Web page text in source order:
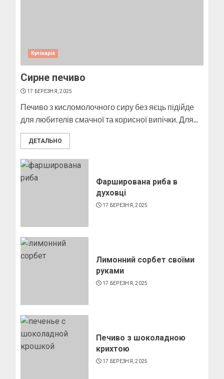
Кулінарія
Сирне печиво
17 БЕРЕЗНЯ, 2025
Печиво з кисломолочного сиру без яєць підійде
для любителів смачної та корисної випічки. Для...
ДЕТАЛЬНО
Фарширована риба в
духовці
17 БЕРЕЗНЯ, 2025
Лимонний сорбет своїми
руками
17 БЕРЕЗНЯ, 2025
Печиво з шоколадною
крихтою
17 БЕРЕЗНЯ, 2025